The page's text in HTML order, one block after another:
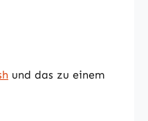
und das zu einem